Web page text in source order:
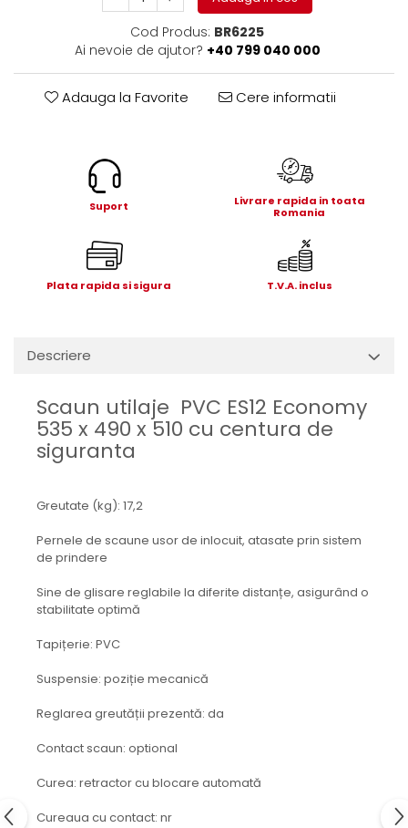
Hidraulice
hidraulice
Bolturi, role si bucse
Cilindri si burdufe
Mecanica
Electropompa si motoare
electrice
Role, bucsi si bolturi
Bolturi - role - bucse
Mecanice
Hidraulice
Motoare electrice si pompe
Electrice
Hidraulice
protectie
Cod Produs: BR6225
Ai nevoie de ajutor? +40 799 040 000
Adauga la Favorite Cere informatii
Suport
Livrare rapida in toata
Romania
Plata rapida si sigura T.V.A. inclus
Descriere
Scaun utilaje PVC ES12 Economy
535 x 490 x 510 cu centura de
siguranta
Greutate (kg): 17,2
Pernele de scaune usor de inlocuit, atasate prin sistem
de prindere
Sine de glisare reglabile la diferite distanțe, asigurând o
stabilitate optimă
Tapițerie: PVC
Suspensie: poziție mecanică
Reglarea greutății prezentă: da
Contact scaun: optional
Curea: retractor cu blocare automată
Cureaua cu contact: nr